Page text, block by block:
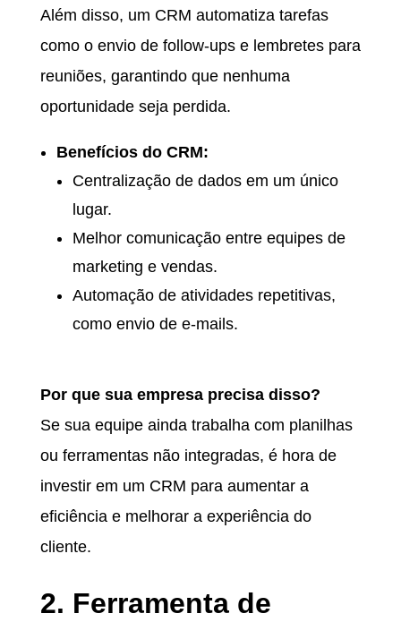
Além disso, um CRM automatiza tarefas
como o envio de follow-ups e lembretes para
reuniões, garantindo que nenhuma
oportunidade seja perdida.
Benefícios do CRM:
Centralização de dados em um único
lugar.
Melhor comunicação entre equipes de
marketing e vendas.
Automação de atividades repetitivas,
como envio de e-mails.
Por que sua empresa precisa disso?
Se sua equipe ainda trabalha com planilhas
ou ferramentas não integradas, é hora de
investir em um CRM para aumentar a
eficiência e melhorar a experiência do
cliente.
2. Ferramenta de